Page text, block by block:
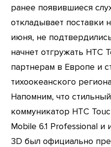
ранее появившиеся
откладывает поставки
июня, не
начнет отгружать HTC
партнерам в Европе и
тихоокеанского
Напомним, что
коммуникатор HTC
Mobile 6.1 Professional и
3D был официально